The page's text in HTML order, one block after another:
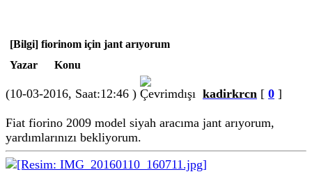
[Bilgi] fiorinom için jant arıyorum
Yazar
Konu
(10-03-2016, Saat:12:46 ) kadirkrcn [ 0 ]
Fiat fiorino 2009 model siyah aracıma jant arıyorum,
yardımlarınızı bekliyorum.